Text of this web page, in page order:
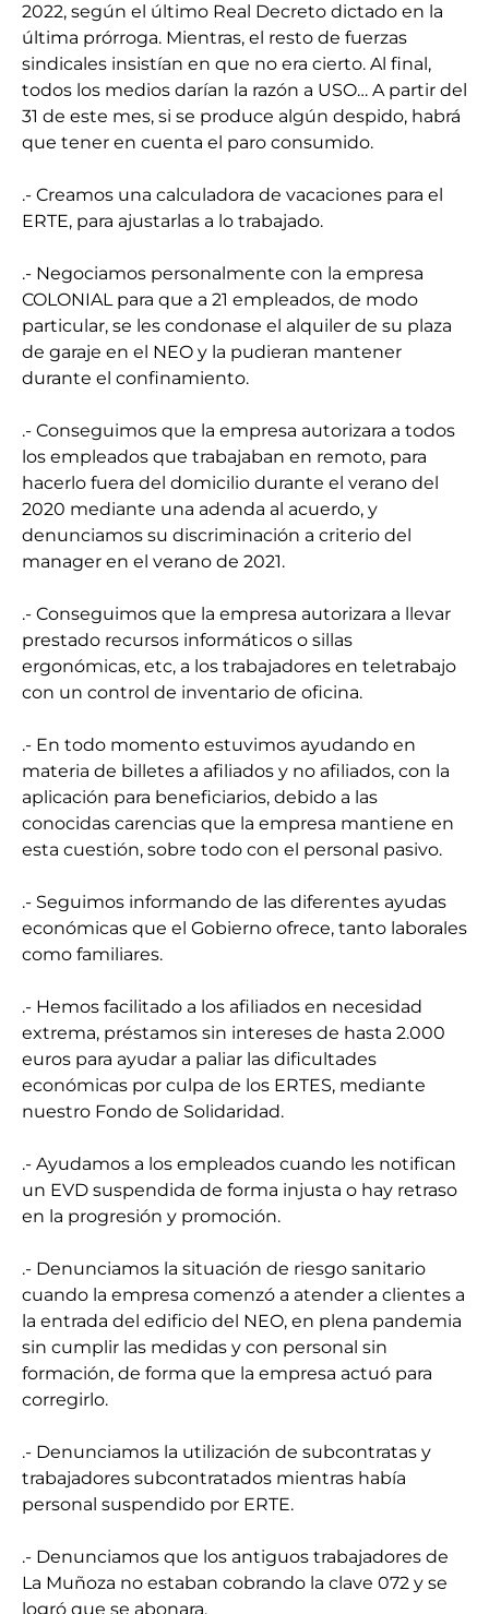
2022, según el último Real Decreto dictado en la
última prórroga. Mientras, el resto de fuerzas
sindicales insistían en que no era cierto. Al final,
todos los medios darían la razón a USO… A partir del
31 de este mes, si se produce algún despido, habrá
que tener en cuenta el paro consumido.
.- Creamos una calculadora de vacaciones para el
ERTE, para ajustarlas a lo trabajado.
.- Negociamos personalmente con la empresa
COLONIAL para que a 21 empleados, de modo
particular, se les condonase el alquiler de su plaza
de garaje en el NEO y la pudieran mantener
durante el confinamiento.
.- Conseguimos que la empresa autorizara a todos
los empleados que trabajaban en remoto, para
hacerlo fuera del domicilio durante el verano del
2020 mediante una adenda al acuerdo, y
denunciamos su discriminación a criterio del
manager en el verano de 2021.
.- Conseguimos que la empresa autorizara a llevar
prestado recursos informáticos o sillas
ergonómicas, etc, a los trabajadores en teletrabajo
con un control de inventario de oficina.
.- En todo momento estuvimos ayudando en
materia de billetes a afiliados y no afiliados, con la
aplicación para beneficiarios, debido a las
conocidas carencias que la empresa mantiene en
esta cuestión, sobre todo con el personal pasivo.
.- Seguimos informando de las diferentes ayudas
económicas que el Gobierno ofrece, tanto laborales
como familiares.
.- Hemos facilitado a los afiliados en necesidad
extrema, préstamos sin intereses de hasta 2.000
euros para ayudar a paliar las dificultades
económicas por culpa de los ERTES, mediante
nuestro Fondo de Solidaridad.
.- Ayudamos a los empleados cuando les notifican
un EVD suspendida de forma injusta o hay retraso
en la progresión y promoción.
.- Denunciamos la situación de riesgo sanitario
cuando la empresa comenzó a atender a clientes a
la entrada del edificio del NEO, en plena pandemia
sin cumplir las medidas y con personal sin
formación, de forma que la empresa actuó para
corregirlo.
.- Denunciamos la utilización de subcontratas y
trabajadores subcontratados mientras había
personal suspendido por ERTE.
.- Denunciamos que los antiguos trabajadores de
La Muñoza no estaban cobrando la clave 072 y se
logró que se abonara.